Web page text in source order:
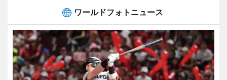
ワールドフォトニュース